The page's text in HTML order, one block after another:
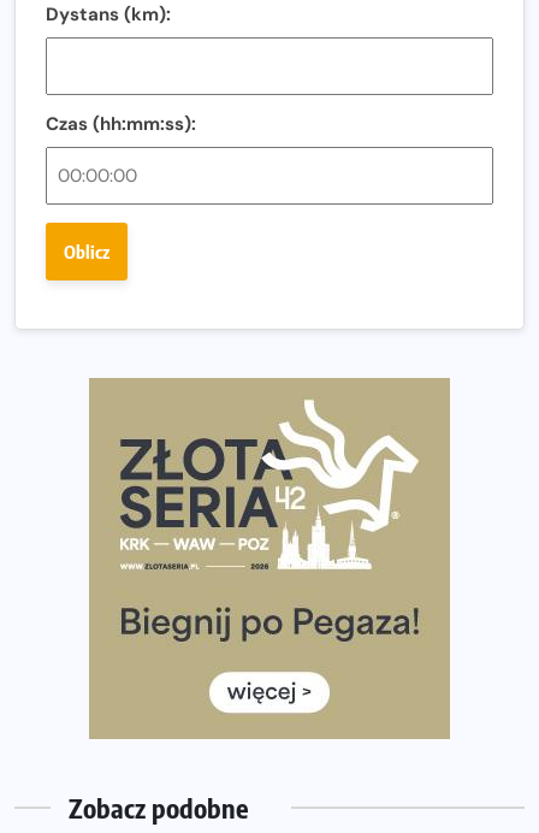
Amazfit Balance 3: Kompleksowe narzędzie dla biegacza
Regeneracja w bieganiu. Co warto o niej wiedzieć?
Ostatnie wolne miejsca na jubileuszowy Bieg
Fabrykanta. Organizatorzy odkrywają trasę dzień po
wybiera wyzwanie trzech największych maratonów w
Praska 5k Run gospodarzem Mistrzostw Polski
Największy Bieg Powstania Warszawskiego w historii.
Ponad 12 tysięcy uczestników pobiegło dla Bohaterów!
Tętno vs tempo – czym kierować się w bieganiu?
Co ma dużo białka? Produkty, które warto włączyć do
Rozbiegany Olsztyn szykuje się na weekend z
Już w tę sobotę 35. Bieg Powstania Warszawskiego.
Wystartuje rekordowa liczba uczestników
35. Bieg Powstania Warszawskiego – praktyczny
poradnik przed startem
Dystans (km):
Czas (hh:mm:ss):
Oblicz
Zobacz podobne